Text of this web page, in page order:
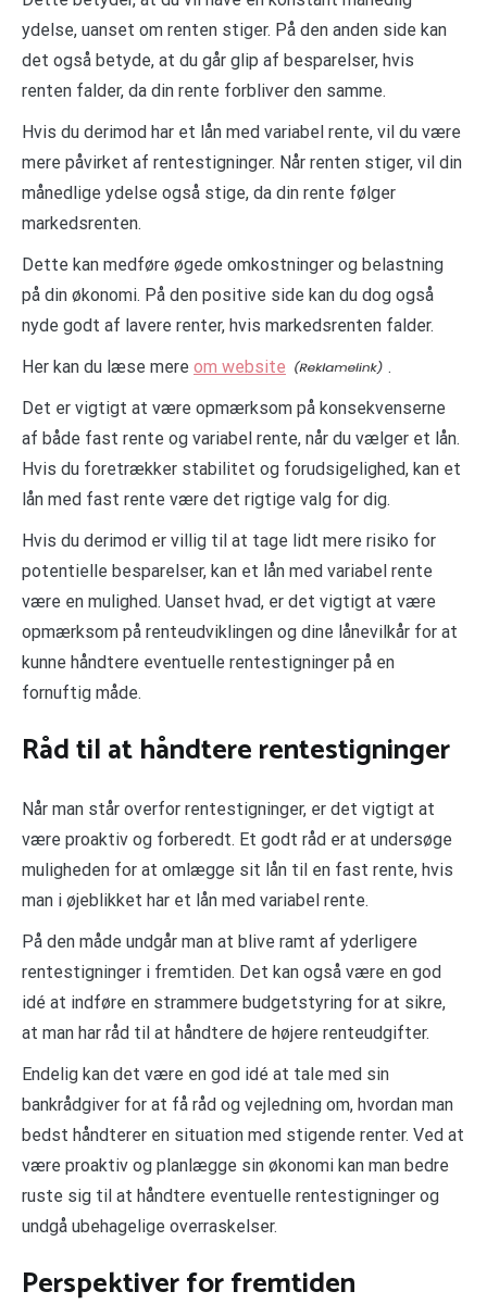
ydelse, uanset om renten stiger. På den anden side kan
det også betyde, at du går glip af besparelser, hvis
renten falder, da din rente forbliver den samme.
Hvis du derimod har et lån med variabel rente, vil du være
mere påvirket af rentestigninger. Når renten stiger, vil din
månedlige ydelse også stige, da din rente følger
markedsrenten.
Dette kan medføre øgede omkostninger og belastning
på din økonomi. På den positive side kan du dog også
nyde godt af lavere renter, hvis markedsrenten falder.
Her kan du læse mere om website
.
Det er vigtigt at være opmærksom på konsekvenserne
af både fast rente og variabel rente, når du vælger et lån.
Hvis du foretrækker stabilitet og forudsigelighed, kan et
lån med fast rente være det rigtige valg for dig.
Hvis du derimod er villig til at tage lidt mere risiko for
potentielle besparelser, kan et lån med variabel rente
være en mulighed. Uanset hvad, er det vigtigt at være
opmærksom på renteudviklingen og dine lånevilkår for at
kunne håndtere eventuelle rentestigninger på en
fornuftig måde.
Råd til at håndtere rentestigninger
Når man står overfor rentestigninger, er det vigtigt at
være proaktiv og forberedt. Et godt råd er at undersøge
muligheden for at omlægge sit lån til en fast rente, hvis
man i øjeblikket har et lån med variabel rente.
På den måde undgår man at blive ramt af yderligere
rentestigninger i fremtiden. Det kan også være en god
idé at indføre en strammere budgetstyring for at sikre,
at man har råd til at håndtere de højere renteudgifter.
Endelig kan det være en god idé at tale med sin
bankrådgiver for at få råd og vejledning om, hvordan man
bedst håndterer en situation med stigende renter. Ved at
være proaktiv og planlægge sin økonomi kan man bedre
ruste sig til at håndtere eventuelle rentestigninger og
undgå ubehagelige overraskelser.
Perspektiver for fremtiden